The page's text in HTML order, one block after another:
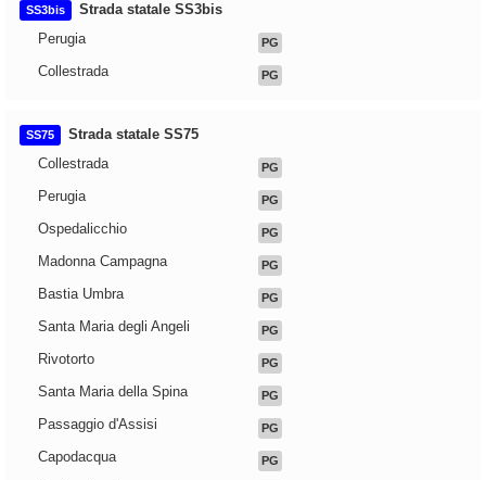
SS3bis
Strada statale SS3bis
Perugia
PG
Collestrada PG
SS75
Strada statale SS75
Collestrada
PG
Perugia PG
Ospedalicchio PG
Madonna Campagna PG
Bastia Umbra PG
Santa Maria degli Angeli PG
Rivotorto PG
Santa Maria della Spina PG
Passaggio d'Assisi PG
Capodacqua PG